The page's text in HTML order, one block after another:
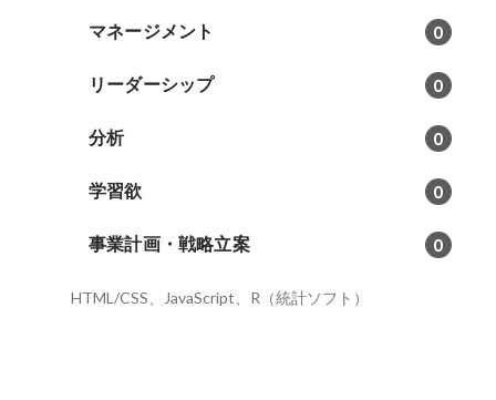
マネージメント 0
リーダーシップ 0
分析 0
学習欲 0
事業計画・戦略立案 0
HTML/CSS、JavaScript、R（統計ソフト）